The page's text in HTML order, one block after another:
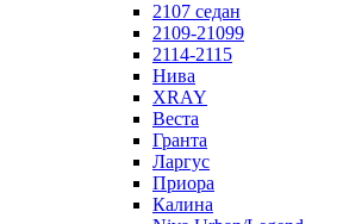
2107 седан
2109-21099
2114-2115
Нива
XRAY
Веста
Гранта
Ларгус
Приора
Калина